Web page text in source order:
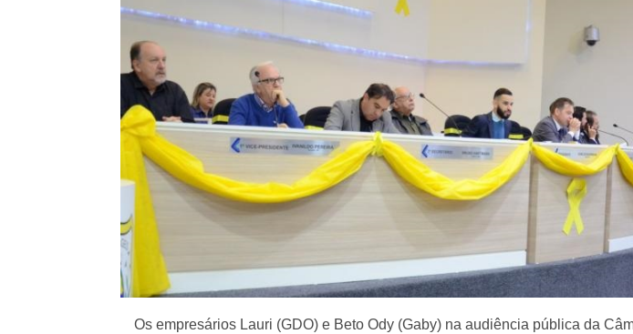
Os empresários Lauri (GDO) e Beto Ody (Gaby) na audiência pública da